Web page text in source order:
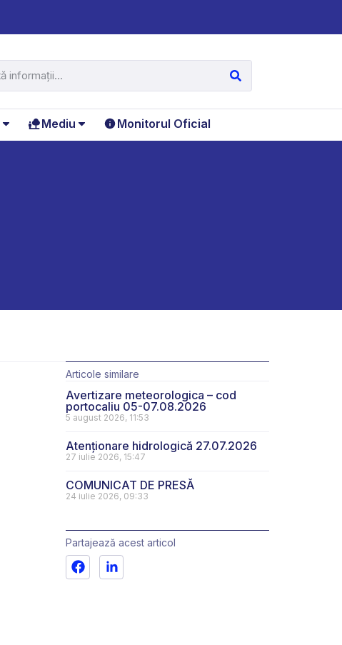
Mediu Monitorul Oficial
Articole similare
Avertizare meteorologica – cod
portocaliu 05-07.08.2026
5 august 2026, 11:53
Atenționare hidrologică 27.07.2026
27 iulie 2026, 15:47
COMUNICAT DE PRESĂ
24 iulie 2026, 09:33
Partajează acest articol